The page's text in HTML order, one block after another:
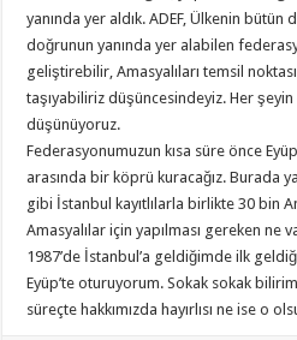
yanında yer aldık. ADEF, Ülkenin
doğrunun yanında yer alabilen
geliştirebilir, Amasyalıları temsil
taşıyabiliriz düşüncesindeyiz. Her şeyin
düşünüyoruz.
Federasyonumuzun kısa süre önce
arasında bir köprü kuracağız. Burada
gibi İstanbul kayıtlılarla birlikte 30 bin
Amasyalılar için yapılması gereken ne
1987’de İstanbul’a geldiğimde ilk
Eyüp’te oturuyorum. Sokak sokak
süreçte hakkımızda hayırlısı ne ise o